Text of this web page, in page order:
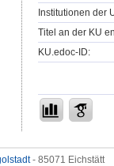
Institutionen der
Titel an der KU
KU.edoc-ID:
- 85071 Eichstätt